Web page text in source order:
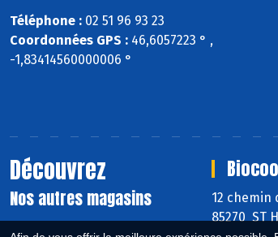
Téléphone : 02 51 96 93 23
Coordonnées GPS : 46,6057223 ° ,
-1,83414560000006 °
Découvrez
Nos autres magasins
12 chemin
85270 ST